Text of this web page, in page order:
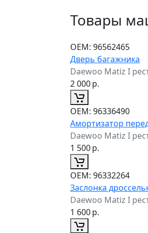
Товары
ОЕМ: 96562465
Дверь багажника
Daewoo Matiz I
2 000р.
ОЕМ: 96336490
Амортизатор
Daewoo Matiz I
1 500р.
ОЕМ: 96332264
Заслонка
Daewoo Matiz I
1 600р.